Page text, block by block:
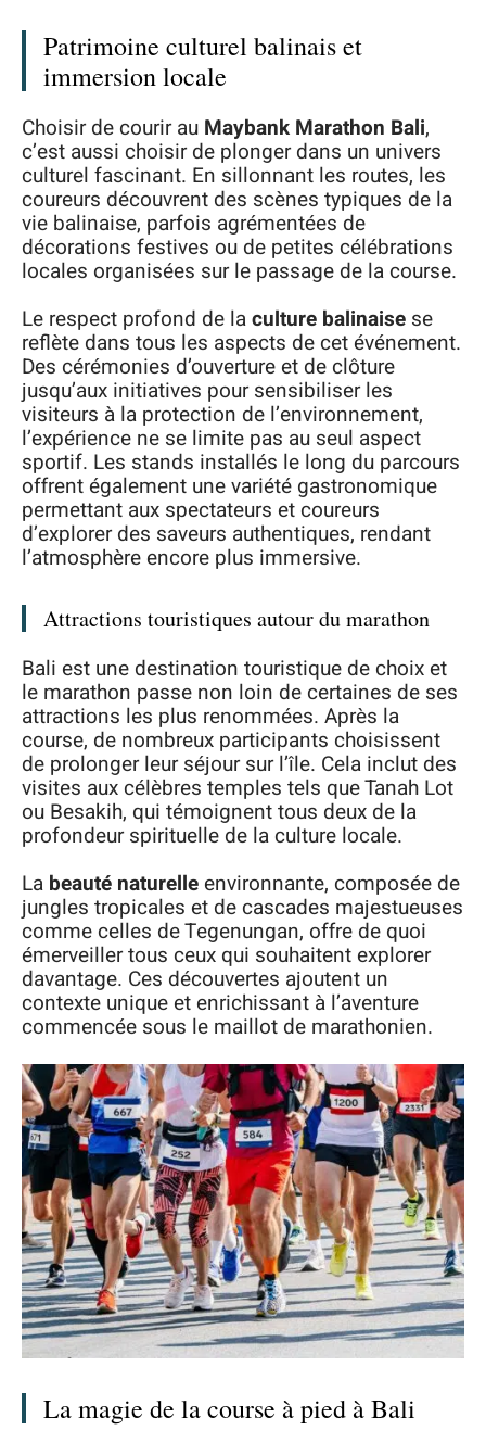
Patrimoine culturel balinais et
immersion locale
Choisir de courir au Maybank Marathon Bali,
c’est aussi choisir de plonger dans un univers
culturel fascinant. En sillonnant les routes, les
coureurs découvrent des scènes typiques de la
vie balinaise, parfois agrémentées de
décorations festives ou de petites célébrations
locales organisées sur le passage de la course.
Le respect profond de laculture balinaise se
reflète dans tous les aspects de cet événement.
Des cérémonies d’ouverture et de clôture
jusqu’aux initiatives pour sensibiliser les
visiteurs à la protection de l’environnement,
l’expérience ne se limite pas au seul aspect
sportif. Les stands installés le long du parcours
offrent également une variété gastronomique
permettant aux spectateurs et coureurs
d’explorer des saveurs authentiques, rendant
l’atmosphère encore plus immersive.
Attractions touristiques autour du marathon
Bali est une destination touristique de choix et
le marathon passe non loin de certaines de ses
attractions les plus renommées. Après la
course, de nombreux participants choisissent
de prolonger leur séjour sur l’île. Cela inclut des
visites aux célèbres temples tels que Tanah Lot
ou Besakih, qui témoignent tous deux de la
profondeur spirituelle de la culture locale.
La beauté naturelleenvironnante, composée de
jungles tropicales et de cascades majestueuses
comme celles de Tegenungan, offre de quoi
émerveiller tous ceux qui souhaitent explorer
davantage. Ces découvertes ajoutent un
contexte unique et enrichissant à l’aventure
commencée sous le maillot de marathonien.
La magie de la course à pied à Bali